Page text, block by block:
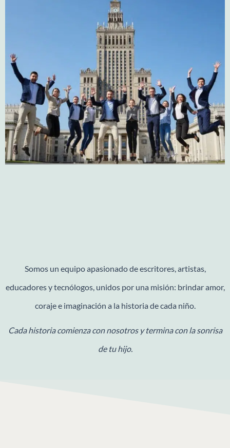
Somos un equipo apasionado de escritores, artistas,
educadores y tecnólogos, unidos por una misión: brindar amor,
coraje e imaginación a la historia de cada niño.
Cada historia comienza con nosotros y termina con la sonrisa
de tu hijo.